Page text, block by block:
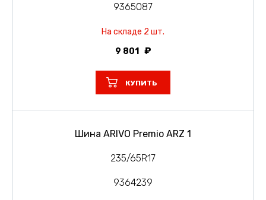
9365087
На складе 2 шт.
9 801
КУПИТЬ
Шина ARIVO Premio ARZ 1
235/65R17
9364239